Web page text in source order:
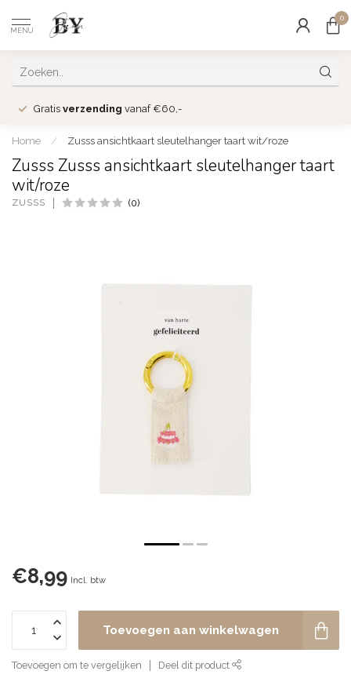
MENU
0
Gratis verzending vanaf €60,-
Home / Zusss ansichtkaart sleutelhanger taart wit/roze
Zusss Zusss ansichtkaart sleutelhanger taart
wit/roze
ZUSSS (0)
€8,99 Incl. btw
Toevoegen aan winkelwagen
Toevoegen om te vergelijken Deel dit product